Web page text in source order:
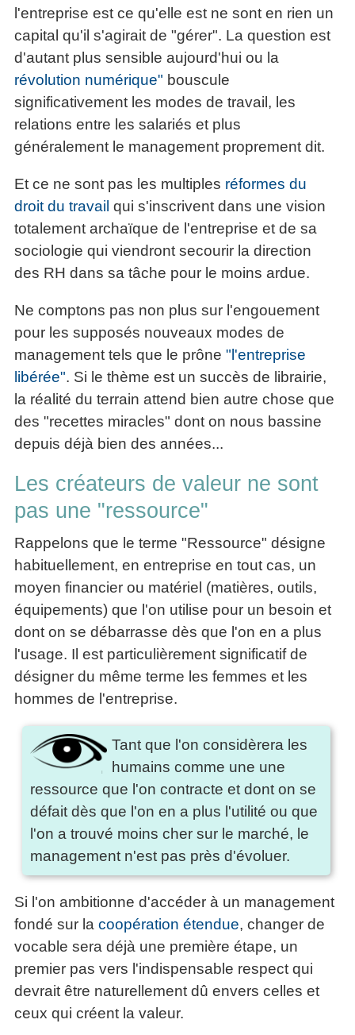
l'entreprise est ce qu'elle est ne sont en rien un
capital qu'il s'agirait de "gérer". La question est
d'autant plus sensible aujourd'hui ou la
révolution numérique" bouscule
significativement les modes de travail, les
relations entre les salariés et plus
généralement le management proprement dit.
Et ce ne sont pas les multiples réformes du
droit du travail qui s'inscrivent dans une vision
totalement archaïque de l'entreprise et de sa
sociologie qui viendront secourir la direction
des RH dans sa tâche pour le moins ardue.
Ne comptons pas non plus sur l'engouement
pour les supposés nouveaux modes de
management tels que le prône "l'entreprise
libérée". Si le thème est un succès de librairie,
la réalité du terrain attend bien autre chose que
des "recettes miracles" dont on nous bassine
depuis déjà bien des années...
Les créateurs de valeur ne sont
pas une "ressource"
Rappelons que le terme "Ressource" désigne
habituellement, en entreprise en tout cas, un
moyen financier ou matériel (matières, outils,
équipements) que l'on utilise pour un besoin et
dont on se débarrasse dès que l'on en a plus
l'usage. Il est particulièrement significatif de
désigner du même terme les femmes et les
hommes de l'entreprise.
Tant que l'on considèrera les
humains comme une une
ressource que l'on contracte et dont on se
défait dès que l'on en a plus l'utilité ou que
l'on a trouvé moins cher sur le marché, le
management n'est pas près d'évoluer.
Si l'on ambitionne d'accéder à un management
fondé sur la coopération étendue, changer de
vocable sera déjà une première étape, un
premier pas vers l'indispensable respect qui
devrait être naturellement dû envers celles et
ceux qui créent la valeur.